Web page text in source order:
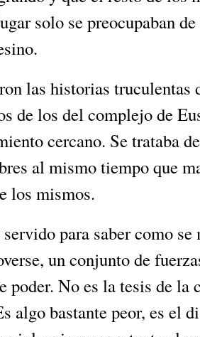
solo se preocupaban
las historias truculentas
de los del complejo de
cercano. Se trataba
al mismo tiempo que
los mismos.
para saber como se
un conjunto de
poder. No es la tesis de la
algo bastante peor, es el